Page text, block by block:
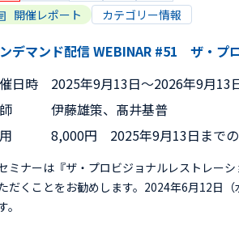
開催レポート カテゴリー情報
デマンド配信 WEBINAR #51 ザ・プ
日時
2025年9月13日〜2026年9月13
伊藤雄策、髙井基普
8,000円 2025年9月13日まで
ミナーは『ザ・プロビジョナルレストレー
だくことをお勧めします。2024年6月12日
。